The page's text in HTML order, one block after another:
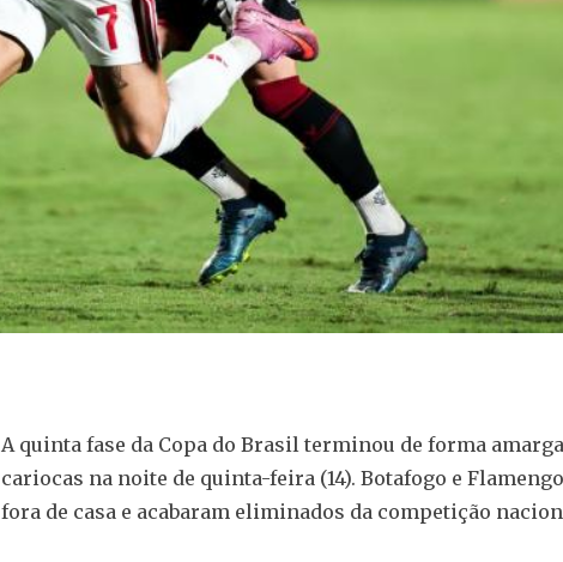
A quinta fase da Copa do Brasil terminou de forma
cariocas na noite de quinta-feira (14). Botafogo e
fora de casa e acabaram eliminados da competição